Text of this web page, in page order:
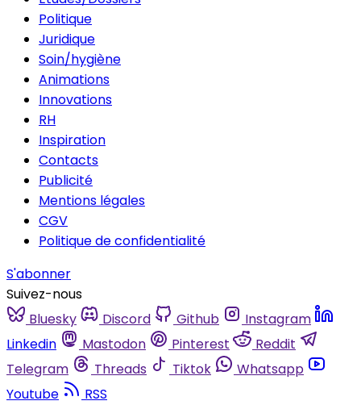
Politique
Juridique
Soin/hygiène
Animations
Innovations
RH
Inspiration
Contacts
Publicité
Mentions légales
CGV
Politique de confidentialité
S'abonner
Suivez-nous
Bluesky
Discord Github
Instagram
Linkedin
Mastodon Pinterest
Reddit
Telegram
Threads Tiktok
Whatsapp
Youtube
RSS